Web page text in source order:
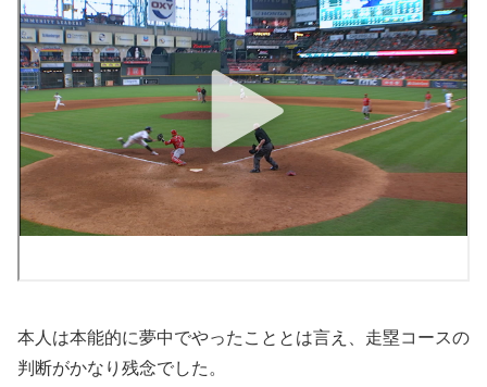
本人は本能的に夢中でやったこととは言え、走塁コースの
判断がかなり残念でした。